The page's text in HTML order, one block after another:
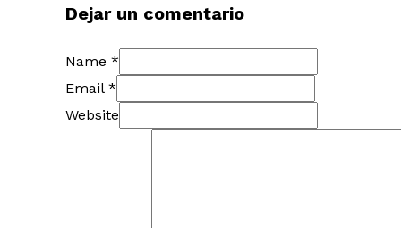
Dejar un comentario
Name *
Email *
Website